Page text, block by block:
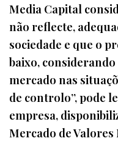
Media Capital
não reflecte,
sociedade e que o
baixo,
mercado nas
de controlo”, pode
empresa,
Mercado de